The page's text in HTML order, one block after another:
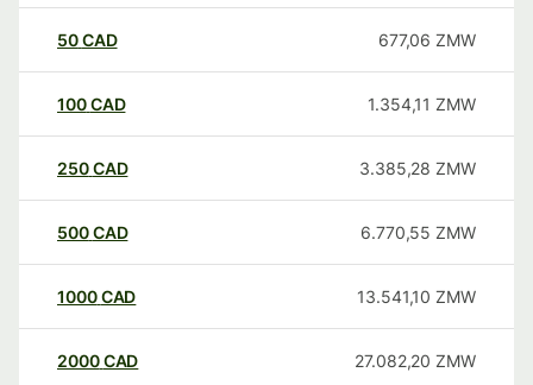
50CAD 677,06 ZMW
100CAD 1.354,11 ZMW
250CAD 3.385,28 ZMW
500CAD 6.770,55 ZMW
1000CAD 13.541,10 ZMW
2000CAD 27.082,20 ZMW